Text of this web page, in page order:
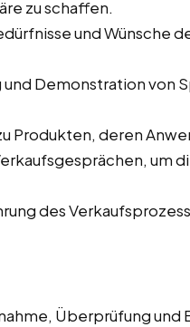
zu schaffen.
und Wünsche
und Demonstration von
Produkten, deren
um
des
Überprüfung und